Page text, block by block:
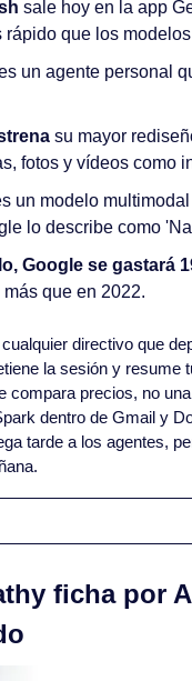
sale hoy en la app
rápido que los
un agente personal
su mayor
fotos y vídeos como
un modelo
lo describe como
Google se gastará
que en 2022.
directivo que
la sesión y resume
compara precios, no
dentro de Gmail y
tarde a los agentes,
ficha por